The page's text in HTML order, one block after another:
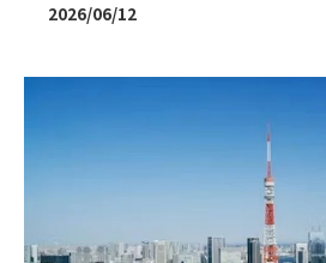
2026/06/12